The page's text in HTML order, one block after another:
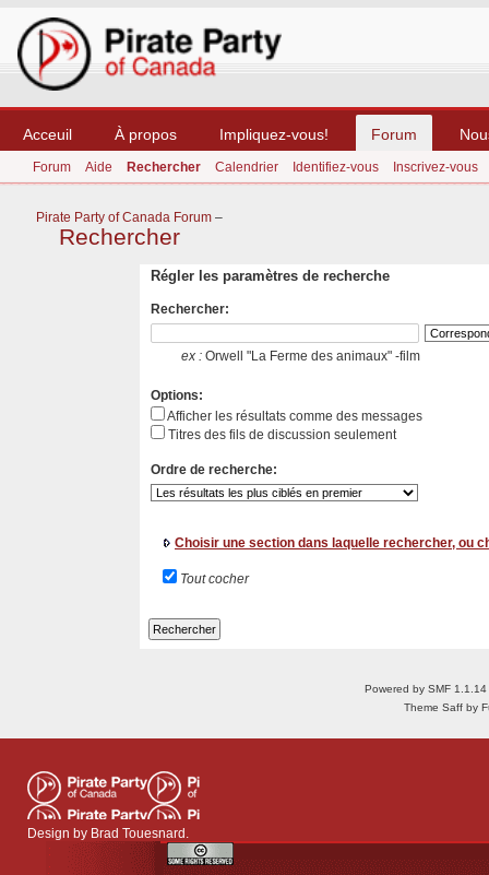
Acceuil À propos Impliquez-vous! Forum
Forum Aide Rechercher Calendrier Identifiez-vous Inscrivez-vous
Pirate Party of Canada Forum –
Rechercher
Régler les paramètres de recherche
Rechercher:
ex : Orwell "La Ferme des animaux" -film
Options:
Afficher les résultats comme des messages
Titres des fils de discussion seulement
Ordre de recherche:
Choisir une section dans laquelle rechercher, ou
Tout cocher
Powered by SMF 1.1.14
Theme Saff by
Design by Brad Touesnard